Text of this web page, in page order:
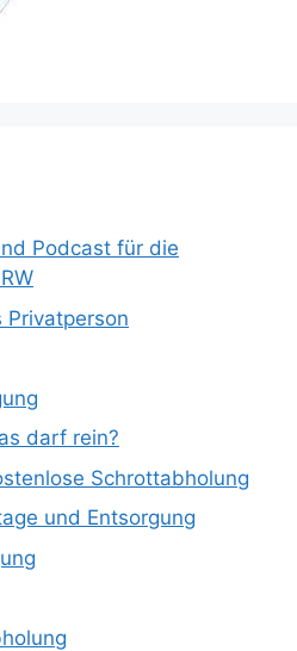
Podcast für die
Privatperson
darf rein?
Schrottabholung
und Entsorgung